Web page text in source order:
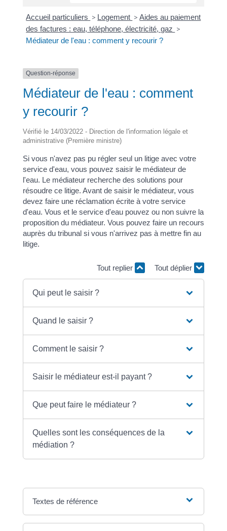
Accueil particuliers > Logement > Aides au paiement
des factures : eau, téléphone, électricité, gaz >
Médiateur de l'eau : comment y recourir ?
Question-réponse
Médiateur de l'eau : comment
y recourir ?
Vérifié le 14/03/2022 - Direction de l'information légale et
administrative (Première ministre)
Si vous n'avez pas pu régler seul un litige avec votre
service d'eau, vous pouvez saisir le médiateur de
l'eau. Le médiateur recherche des solutions pour
résoudre ce litige. Avant de saisir le médiateur, vous
devez faire une réclamation écrite à votre service
d'eau. Vous et le service d'eau pouvez ou non suivre la
proposition du médiateur. Vous pouvez faire un recours
auprès du tribunal si vous n'arrivez pas à mettre fin au
litige.
Tout replier Tout déplier
Qui peut le saisir ?
Quand le saisir ?
Comment le saisir ?
Saisir le médiateur est-il payant ?
Que peut faire le médiateur ?
Quelles sont les conséquences de la
médiation ?
Textes de référence